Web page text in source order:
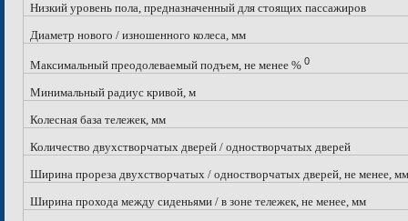
Низкий уровень пола, предназначенный для стоящих пассажиров
Диаметр нового / изношенного колеса, мм
Максимальный преодолеваемый подъем, не менее %0
Минимальный радиус кривой, м
Колесная база тележек, мм
Количество двухстворчатых дверей / одностворчатых дверей
Ширина прореза двухстворчатых / одностворчатых дверей, не менее,
Ширина прохода между сиденьями / в зоне тележек, не менее, мм